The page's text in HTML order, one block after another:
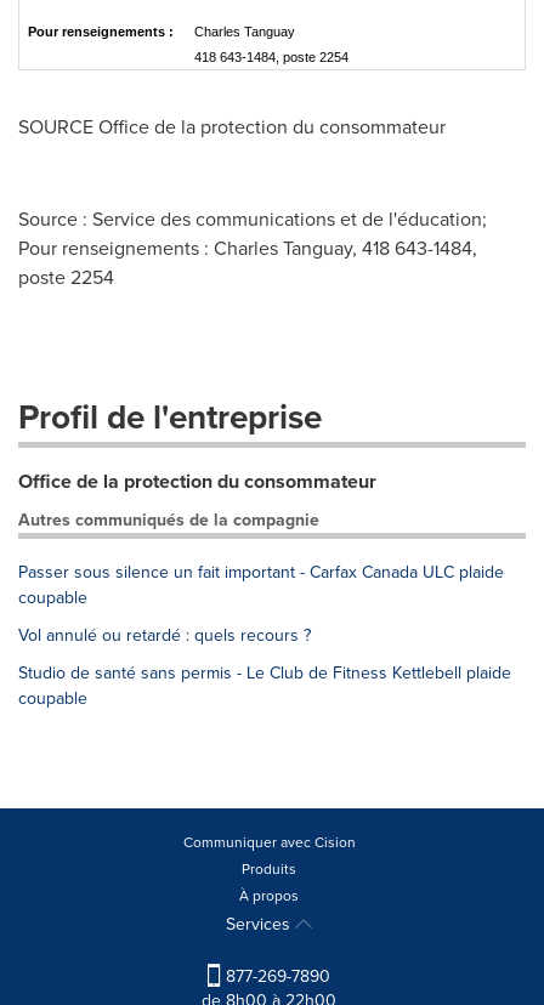
Pour renseignements :
Charles Tanguay
418 643-1484, poste 2254
SOURCE Office de la protection du consommateur
Source : Service des communications et de l'éducation;
Pour renseignements : Charles Tanguay, 418 643-1484,
poste 2254
Profil de l'entreprise
Office de la protection du consommateur
Autres communiqués de la compagnie
Passer sous silence un fait important - Carfax Canada ULC plaide
coupable
Vol annulé ou retardé : quels recours ?
Studio de santé sans permis - Le Club de Fitness Kettlebell plaide
coupable
Communiquer avec Cision
Produits
À propos
Services
877-269-7890